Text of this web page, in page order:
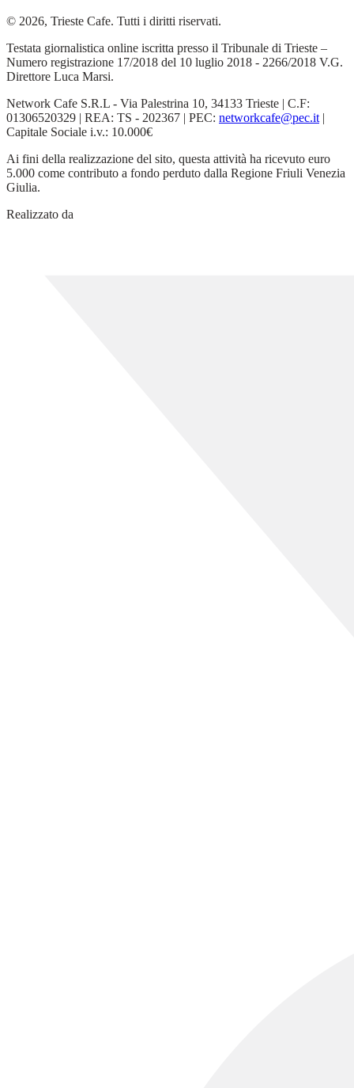
© 2026, Trieste Cafe. Tutti i diritti riservati.
Testata giornalistica online iscritta presso il Tribunale di Trieste –
Numero registrazione 17/2018 del 10 luglio 2018 - 2266/2018 V.G.
Direttore Luca Marsi.
Network Cafe S.R.L - Via Palestrina 10, 34133 Trieste | C.F:
01306520329 | REA: TS - 202367 | PEC: networkcafe@pec.it|
Capitale Sociale i.v.: 10.000€
Ai fini della realizzazione del sito, questa attività ha ricevuto euro
5.000 come contributo a fondo perduto dalla Regione Friuli Venezia
Giulia.
Realizzato da